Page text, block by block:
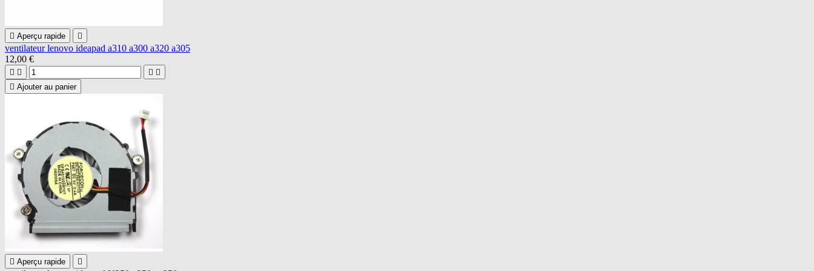
 Aperçu rapide 
ventilateur lenovo ideapad a310 a300 a320 a305
12,00 €
   
 Ajouter au panier
 Aperçu rapide 